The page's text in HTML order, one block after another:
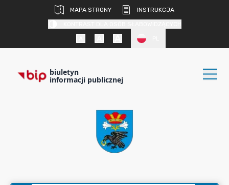
MAPA STRONY
INSTRUKCJA
biuletyn
informacji publicznej